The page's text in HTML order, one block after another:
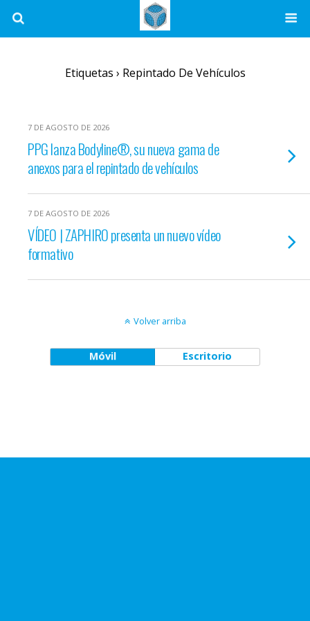
Etiquetas › Repintado De Vehículos
7 DE AGOSTO DE 2026
PPG lanza Bodyline®, su nueva gama de
anexos para el repintado de vehículos
7 DE AGOSTO DE 2026
VÍDEO | ZAPHIRO presenta un nuevo vídeo
formativo
Volver arriba
Móvil Escritorio